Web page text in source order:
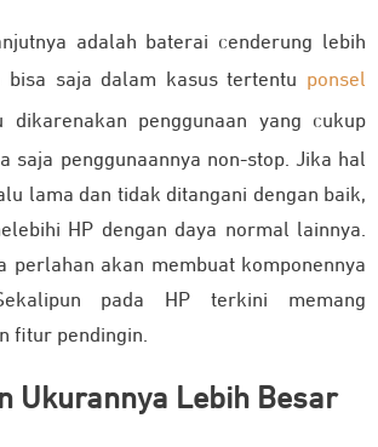
adalah baterai cenderung lebih
bisa saja dalam kasus tertentu ponsel
penggunaan yang cukup
saja penggunaannya non-stop. Jika hal
lama dan tidak ditangani dengan baik,
HP dengan daya normal lainnya.
perlahan akan membuat komponennya
pada HP terkini memang
fitur pendingin.
Ukurannya Lebih Besar